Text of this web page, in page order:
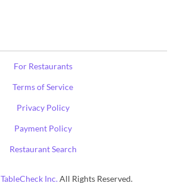
For Restaurants
Terms of Service
Privacy Policy
Payment Policy
Restaurant Search
TableCheck Inc.All Rights Reserved.